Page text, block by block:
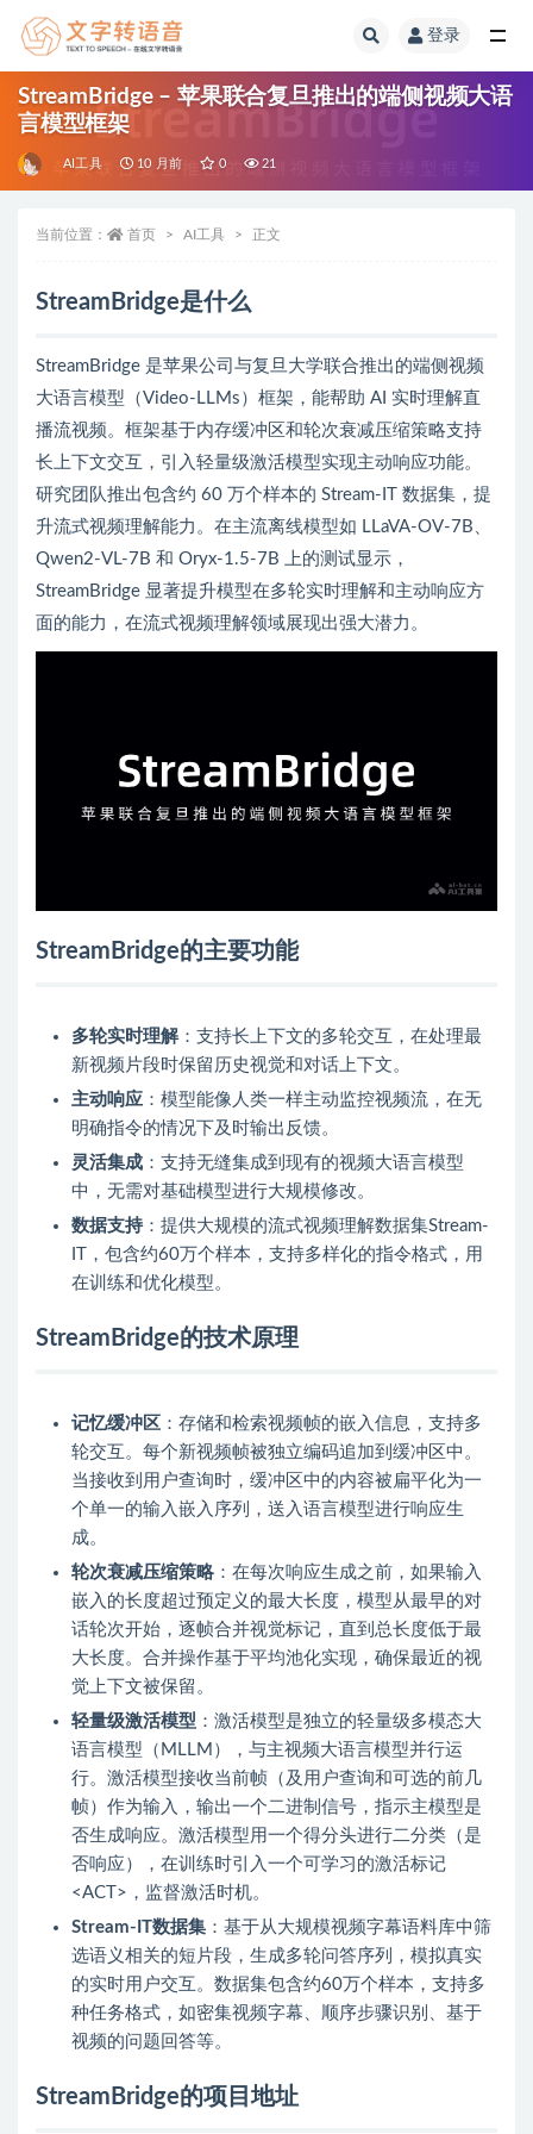
登录
StreamBridge – 苹果联合复旦推出的端侧视频大语
言模型框架
AI工具 10 月前 0 21
当前位置： 首页 AI工具 正文
StreamBridge是什么
StreamBridge 是苹果公司与复旦大学联合推出的端侧视频
大语言模型（Video-LLMs）框架，能帮助 AI 实时理解直
播流视频。框架基于内存缓冲区和轮次衰减压缩策略支持
长上下文交互，引入轻量级激活模型实现主动响应功能。
研究团队推出包含约 60 万个样本的 Stream-IT 数据集，提
升流式视频理解能力。在主流离线模型如 LLaVA-OV-7B、
Qwen2-VL-7B 和 Oryx-1.5-7B 上的测试显示，
StreamBridge 显著提升模型在多轮实时理解和主动响应方
面的能力，在流式视频理解领域展现出强大潜力。
StreamBridge的主要功能
多轮实时理解：支持长上下文的多轮交互，在处理最
新视频片段时保留历史视觉和对话上下文。
主动响应 ：模型能像人类一样主动监控视频流，在无
明确指令的情况下及时输出反馈。
灵活集成 ：支持无缝集成到现有的视频大语言模型
中，无需对基础模型进行大规模修改。
数据支持：提供大规模的流式视频理解数据集Stream-
IT，包含约60万个样本，支持多样化的指令格式，用
在训练和优化模型。
StreamBridge的技术原理
记忆缓冲区 ：存储和检索视频帧的嵌入信息，支持多
轮交互。每个新视频帧被独立编码追加到缓冲区中。
当接收到用户查询时，缓冲区中的内容被扁平化为一
个单一的输入嵌入序列，送入语言模型进行响应生
成。
轮次衰减压缩策略 ：在每次响应生成之前，如果输入
嵌入的长度超过预定义的最大长度，模型从最早的对
话轮次开始，逐帧合并视觉标记，直到总长度低于最
大长度。合并操作基于平均池化实现，确保最近的视
觉上下文被保留。
轻量级激活模型 ：激活模型是独立的轻量级多模态大
语言模型（MLLM），与主视频大语言模型并行运
行。激活模型接收当前帧（及用户查询和可选的前几
帧）作为输入，输出一个二进制信号，指示主模型是
否生成响应。激活模型用一个得分头进行二分类（是
否响应），在训练时引入一个可学习的激活标记
<ACT>，监督激活时机。
Stream-IT数据集 ：基于从大规模视频字幕语料库中筛
选语义相关的短片段，生成多轮问答序列，模拟真实
的实时用户交互。数据集包含约60万个样本，支持多
种任务格式，如密集视频字幕、顺序步骤识别、基于
视频的问题回答等。
StreamBridge的项目地址